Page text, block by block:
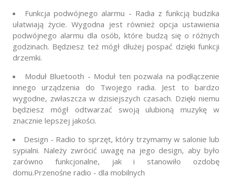
Funkcja podwójnego alarmu - Radia z funkcją budzika
ułatwiają życie. Wygodna jest również opcja ustawienia
podwójnego alarmu dla osób, które budzą się o różnych
godzinach. Będziesz też mógł dłużej pospać dzięki funkcji
drzemki.
Moduł Bluetooth - Moduł ten pozwala na podłączenie
innego urządzenia do Twojego radia. Jest to bardzo
wygodne, zwłaszcza w dzisiejszych czasach. Dzięki niemu
będziesz mógł odtwarzać swoją ulubioną muzykę w
znacznie lepszej jakości.
Design - Radio to sprzęt, który trzymamy w salonie lub
sypialni. Należy zwrócić uwagę na jego design, aby było
zarówno funkcjonalne, jak i stanowiło ozdobę
domu.Przenośne radio - dla mobilnych